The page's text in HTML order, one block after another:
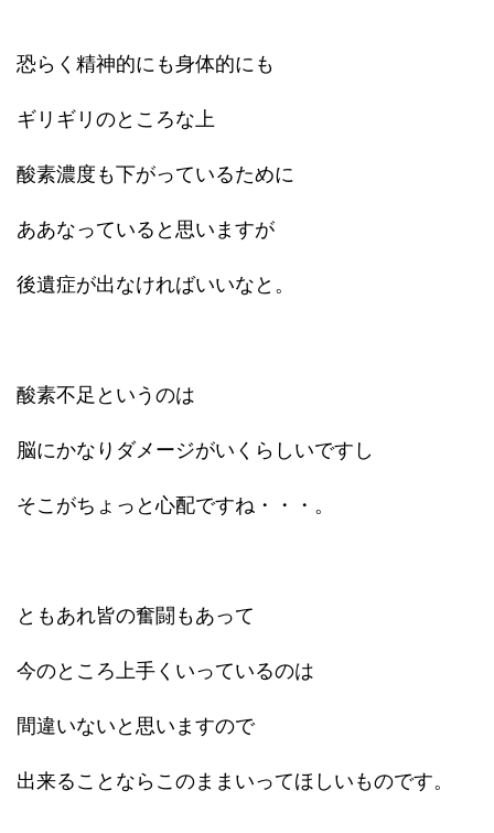
恐らく精神的にも身体的にも
ギリギリのところな上
酸素濃度も下がっているために
ああなっていると思いますが
後遺症が出なければいいなと。
酸素不足というのは
脳にかなりダメージがいくらしいですし
そこがちょっと心配ですね・・・。
ともあれ皆の奮闘もあって
今のところ上手くいっているのは
間違いないと思いますので
出来ることならこのままいってほしいものです。